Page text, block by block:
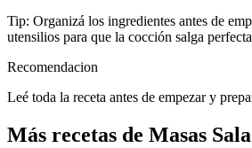
Tip: Organizá los ingredientes antes de
utensilios para que la cocción salga
Recomendacion
Leé toda la receta antes de empezar y
Más recetas de Masas